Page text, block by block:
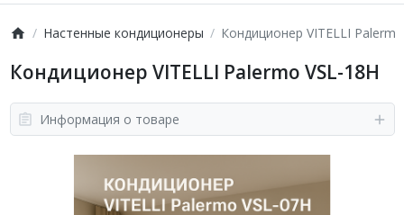
Настенные кондиционеры Кондиционер VITELLI
Кондиционер VITELLI Palermo VSL-18H
Информация о товаре